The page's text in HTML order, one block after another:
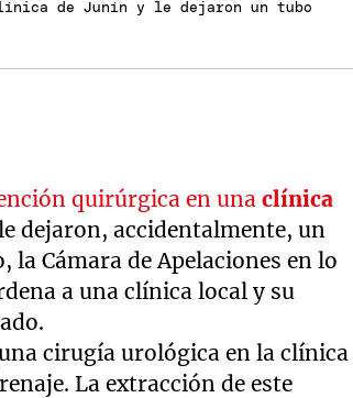
de Junín y le dejaron un tubo
quirúrgica en unaclínica
dejaron, accidentalmente, un
la Cámara de Apelaciones en lo
a una clínica local y su
cirugía urológica en la clínica
La extracción de este